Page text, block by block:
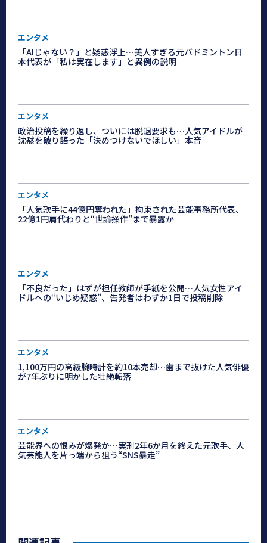
エンタメ
「AIじゃない？」と疑惑浮上…美人すぎる元バドミントン日
本代表が「私は実在します」と異例の説明
エンタメ
政治投稿を繰り返し、ついには脱退要求も…人気アイドルが
沈黙を破り語った「決めつけないでほしい」本音
エンタメ
「人気歌手に44億円奪われた」拘束された芸能事務所代表、
22億1円肩代わりと“世論操作”まで暴露か
エンタメ
「不良だった」はずが担任教師が手紙を公開…人気女性アイ
ドルへの“いじめ疑惑”、告発者はわずか1日で投稿削除
エンタメ
1,100万円の高級腕時計を約10本売却…歯まで抜けた人気俳優
が7年ぶりに明かした壮絶転落
エンタメ
芸能界への恨みが爆発か…実刑2年6か月を終えた元歌手、人
気芸能人を片っ端から狙う“SNS暴走”